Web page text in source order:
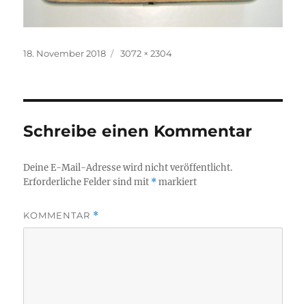
Veröffentlicht
18. November 2018
Volle
3072 × 2304
Schreibe einen Kommentar
Deine E-Mail-Adresse wird nicht veröffentlicht.
Erforderliche Felder sind mit *markiert
KOMMENTAR *